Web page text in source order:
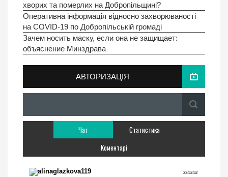
хворих та померлих на Добропільщині?
Оперативна інформація відносно захворюваності
на COVID-19 по Добропільській громаді
Зачем носить маску, если она не защищает:
объяснение Минздрава
АВТОРИЗАЦІЯ
Чат
Статистика
Коментарі